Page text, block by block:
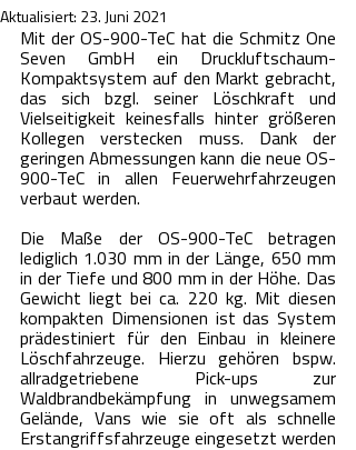
Aktualisiert: 23. Juni 2021
Mit der OS-900-TeC hat die Schmitz One
Seven GmbH ein Druckluftschaum-
Kompaktsystem auf den Markt gebracht,
das sich bzgl. seiner Löschkraft und
Vielseitigkeit keinesfalls hinter größeren
Kollegen verstecken muss. Dank der
geringen Abmessungen kann die neue OS-
900-TeC in allen Feuerwehrfahrzeugen
verbaut werden.
Die Maße der OS-900-TeC betragen
lediglich 1.030 mm in der Länge, 650 mm
in der Tiefe und 800 mm in der Höhe. Das
Gewicht liegt bei ca. 220 kg. Mit diesen
kompakten Dimensionen ist das System
prädestiniert für den Einbau in kleinere
Löschfahrzeuge. Hierzu gehören bspw.
allradgetriebene Pick-ups zur
Waldbrandbekämpfung in unwegsamem
Gelände, Vans wie sie oft als schnelle
Erstangriffsfahrzeuge eingesetzt werden